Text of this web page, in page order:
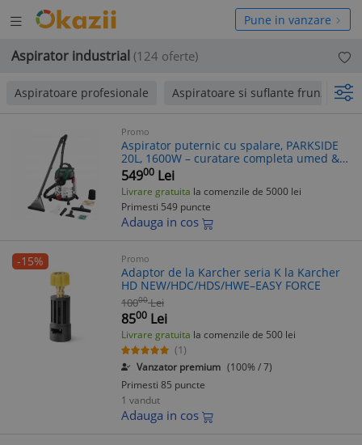
Deschide
meniul
Pune in vanzare
Aspirator industrial (124 oferte)
Aspiratoare profesionale Aspiratoare si suflante frunze
Promo
Aspirator puternic cu spalare, PARKSIDE
20L, 1600W – curatare completa umed &
uscat
54900 Lei
Livrare gratuita la comenzile de 5000 lei
Primesti 549 puncte
Adauga in cos
-15% Promo
Adaptor de la Karcher seria K la Karcher
HD NEW/HDC/HDS/HWE–EASY FORCE
10000 Lei
8500 Lei
Livrare gratuita la comenzile de 500 lei
(1)
Vanzator premium (100% / 7)
Primesti 85 puncte
1 vandut
Adauga in cos